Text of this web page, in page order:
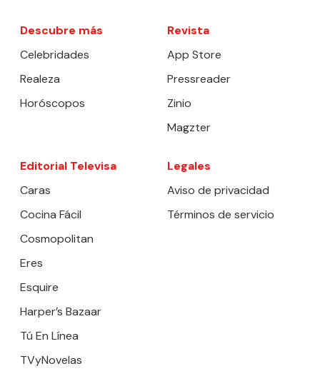
Descubre más
Celebridades
Realeza
Horóscopos
Revista
App Store
Pressreader
Zinio
Magzter
Editorial Televisa
Caras
Cocina Fácil
Cosmopolitan
Eres
Esquire
Harper’s Bazaar
Tú En Línea
TVyNovelas
Legales
Aviso de privacidad
Términos de servicio